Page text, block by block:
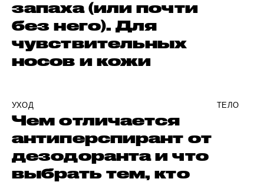
запаха (или почти
без него). Для
чувствительных
носов и кожи
УХОД ТЕЛО
Чем отличается
антиперспирант от
дезодоранта и что
выбрать тем, кто